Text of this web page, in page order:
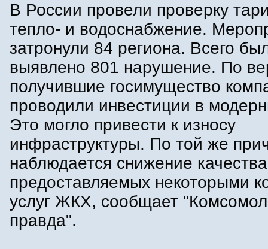
В России провели проверку
тепло- и водоснабжение.
затронули 84 региона. Всего
выявлено 801 нарушение. По
получившие госимущество
проводили инвестиции в
Это могло привести к износу
инфраструктуры. По той же
наблюдается снижение качества
предоставляемых некоторыми
услуг ЖКХ, сообщает
правда".